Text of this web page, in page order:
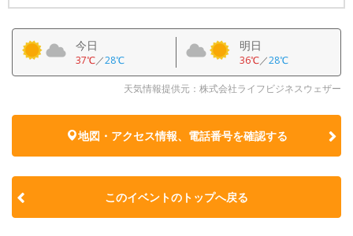
今日
37℃／28℃
明日
36℃／28℃
天気情報提供元：株式会社ライフビジネスウェザー
地図・アクセス情報、電話番号を確認する
このイベントのトップへ戻る